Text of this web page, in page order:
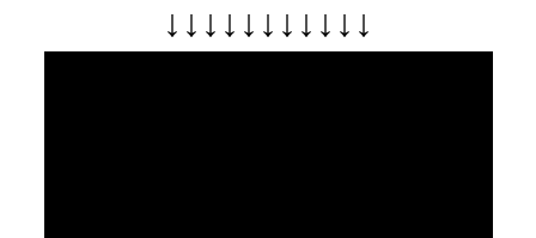
↓ ↓ ↓ ↓ ↓ ↓ ↓ ↓ ↓ ↓ ↓